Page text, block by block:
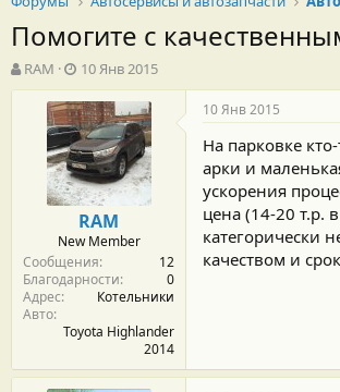
Помогите с
А
в
RAM
Д
а
т
а
н
а
ч
а
л
а
10 Янв 2015
RAM
New Member
Сообщения
12
Благодарности
0
Адрес
Котельники
Авто
Toyota Highlander
2014
10 Янв 2015
На парковке
арки и
ускорения
цена (14-20 т.р.
категорически
качеством и